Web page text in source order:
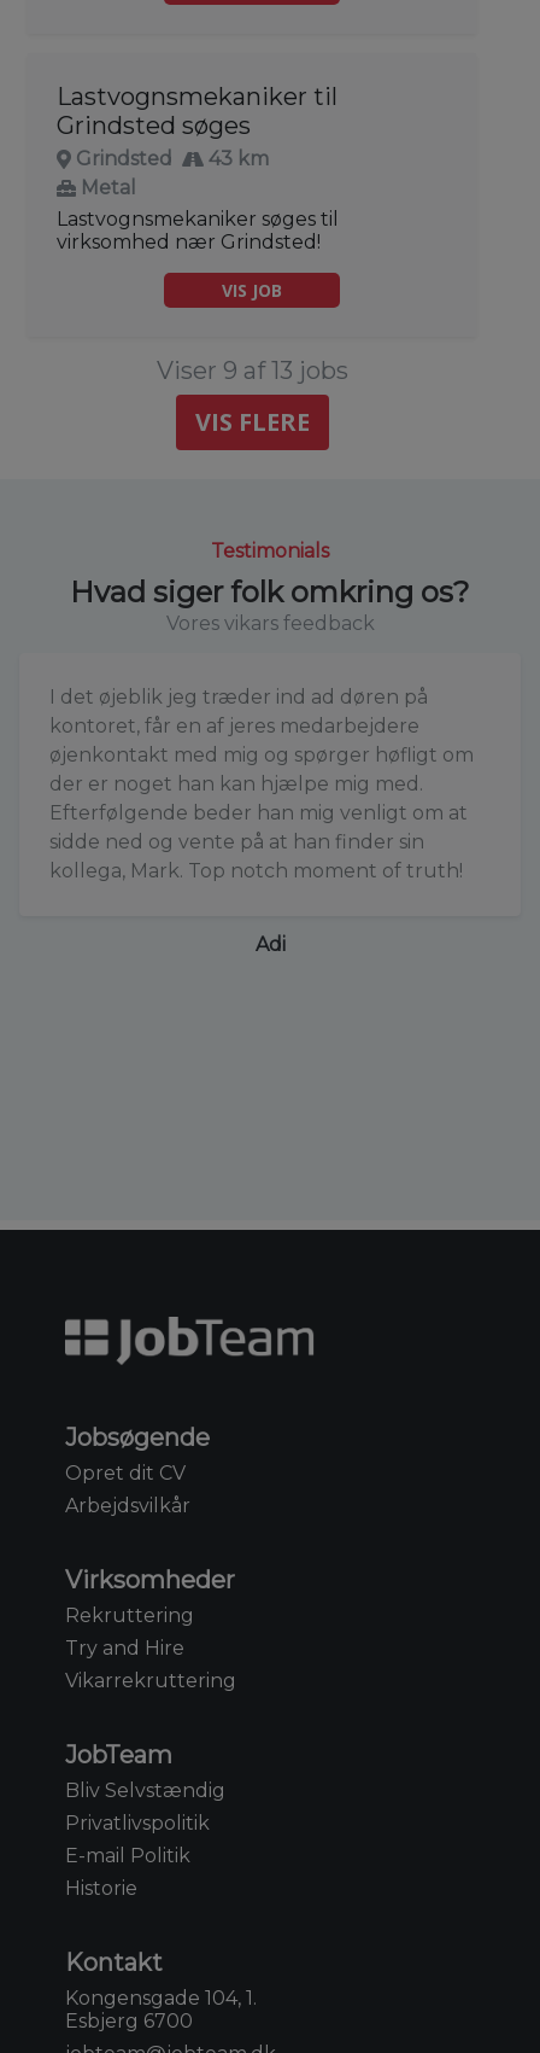
Lastvognsmekaniker til
Grindsted søges
Grindsted
43 km
Metal
Lastvognsmekaniker søges til
virksomhed nær Grindsted!
VIS JOB
Viser 9 af 13 jobs
VIS FLERE
Testimonials
Hvad siger folk omkring os?
Vores vikars feedback
I det øjeblik jeg træder ind ad døren på
kontoret, får en af jeres medarbejdere
øjenkontakt med mig og spørger høfligt om
der er noget han kan hjælpe mig med.
Efterfølgende beder han mig venligt om at
sidde ned og vente på at han finder sin
kollega, Mark. Top notch moment of truth!
Adi
Jobsøgende
Opret dit CV
Arbejdsvilkår
Virksomheder
Rekruttering
Try and Hire
Vikarrekruttering
JobTeam
Bliv Selvstændig
Privatlivspolitik
E-mail Politik
Historie
Kontakt
Kongensgade 104, 1.
Esbjerg 6700